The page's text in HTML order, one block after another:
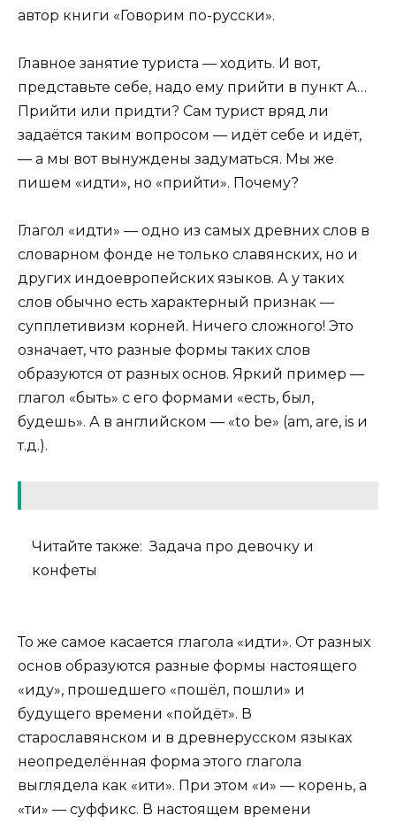
автор книги «Говорим по-русски».
Главное занятие туриста — ходить. И вот,
представьте себе, надо ему прийти в пункт А…
Прийти или придти? Cам турист вряд ли
задаётся таким вопросом — идёт себе и идёт,
— а мы вот вынуждены задуматься. Мы же
пишем «идти», но «прийти». Почему?
Глагол «идти» — одно из самых древних слов в
словарном фонде не только славянских, но и
других индоевропейских языков. А у таких
слов обычно есть характерный признак —
супплетивизм корней. Ничего сложного! Это
означает, что разные формы таких слов
образуются от разных основ. Яркий пример —
глагол «быть» с его формами «есть, был,
будешь». А в английском — «to be» (am, are, is и
т.д.).
Читайте также: Задача про девочку и
конфеты
То же самое касается глагола «идти». От разных
основ образуются разные формы настоящего
«иду», прошедшего «пошёл, пошли» и
будущего времени «пойдёт». В
старославянском и в древнерусском языках
неопределённая форма этого глагола
выглядела как «ити». При этом «и» — корень, а
«ти» — суффикс. В настоящем времени